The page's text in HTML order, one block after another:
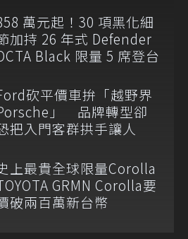
萬元起！30 項黑化細
加持 26 年式 Defender
Black 限量 5 席登台
砍平價車拚「越野界
」 品牌轉型卻
把入門客群拱手讓人
上最貴全球限量Corolla
GRMN Corolla要
破兩百萬新台幣